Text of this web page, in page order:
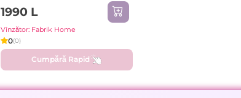
1990 L
Vînzător: Fabrik Home
0(0)
Cumpără Rapid